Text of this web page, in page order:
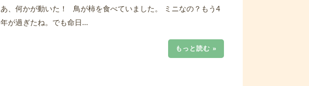
あ、何かが動いた！ 鳥が柿を食べていました。 ミニなの？もう4
年が過ぎたね。でも命日...
もっと読む »